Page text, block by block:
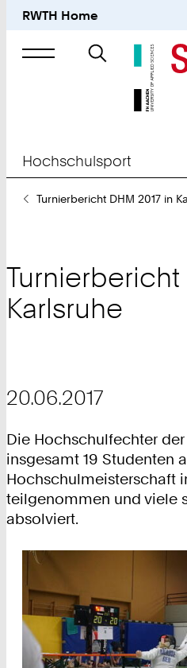
RWTH Home
Suche
nach
Hochschulsport
SieTurnierbericht DHM 2017 in
Turnierbericht
Karlsruhe
20.06.2017
Die Hochschulfechter
insgesamt 19 Studenten
Hochschulmeisterschaft
teilgenommen und viele
absolviert.